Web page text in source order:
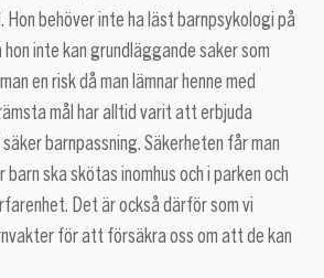
Hon behöver inte ha läst barnpsykologi på
inte kan grundläggande saker som
en risk då man lämnar henne med
mål har alltid varit att erbjuda
barnpassning. Säkerheten får man
ska skötas inomhus och i parken och
Det är också därför som vi
för att försäkra oss om att de kan